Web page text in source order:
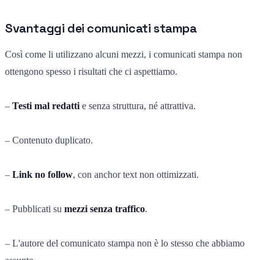
Svantaggi dei comunicati stampa
Così come li utilizzano alcuni mezzi, i comunicati stampa non
ottengono spesso i risultati che ci aspettiamo.
– Testi mal redatti e senza struttura, né attrattiva.
– Contenuto duplicato.
– Link no follow, con anchor text non ottimizzati.
– Pubblicati su mezzi senza traffico.
– L'autore del comunicato stampa non è lo stesso che abbiamo